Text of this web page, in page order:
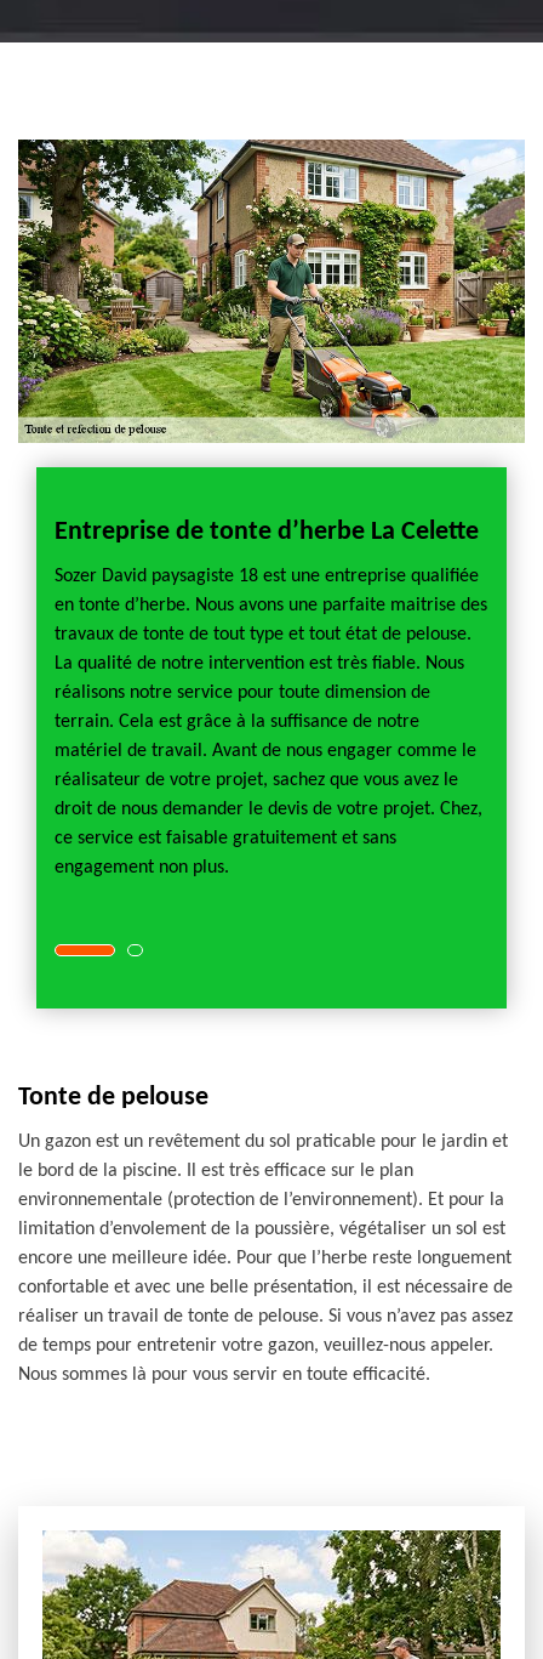
Entreprise de tonte d’herbe La Celette
Sozer David paysagiste 18 est une entreprise qualifiée
en tonte d’herbe. Nous avons une parfaite maitrise des
travaux de tonte de tout type et tout état de pelouse.
La qualité de notre intervention est très fiable. Nous
réalisons notre service pour toute dimension de
terrain. Cela est grâce à la suffisance de notre
matériel de travail. Avant de nous engager comme le
réalisateur de votre projet, sachez que vous avez le
droit de nous demander le devis de votre projet. Chez,
ce service est faisable gratuitement et sans
engagement non plus.
Tonte de pelouse
Un gazon est un revêtement du sol praticable pour le jardin et
le bord de la piscine. Il est très efficace sur le plan
environnementale (protection de l’environnement). Et pour la
limitation d’envolement de la poussière, végétaliser un sol est
encore une meilleure idée. Pour que l’herbe reste longuement
confortable et avec une belle présentation, il est nécessaire de
réaliser un travail de tonte de pelouse. Si vous n’avez pas assez
de temps pour entretenir votre gazon, veuillez-nous appeler.
Nous sommes là pour vous servir en toute efficacité.